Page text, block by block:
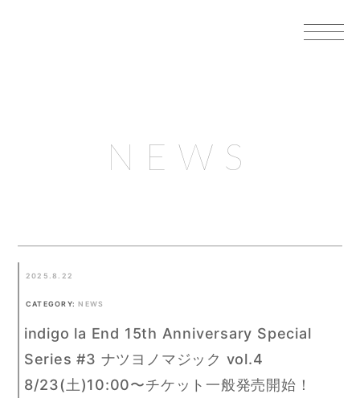
NEWS
2025.8.22
CATEGORY: NEWS
indigo la End 15th Anniversary Special
Series #3 ナツヨノマジック vol.4
8/23(土)10:00〜チケット一般発売開始！